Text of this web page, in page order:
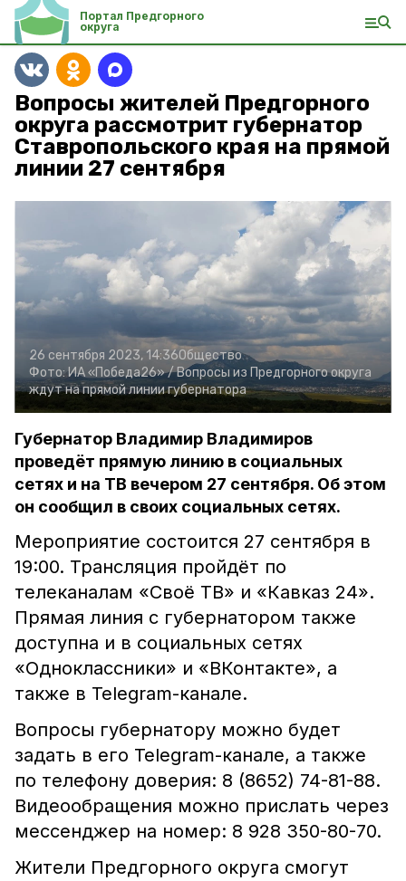
Портал Предгорного
округа
Вопросы жителей Предгорного
округа рассмотрит губернатор
Ставропольского края на прямой
линии 27 сентября
26 сентября 2023, 14:36Общество
Фото:ИА «Победа26» /Вопросы из Предгорного округа
ждут на прямой линии губернатора
Губернатор Владимир Владимиров
проведёт прямую линию в социальных
сетях и на ТВ вечером 27 сентября. Об этом
он сообщил в своих социальных сетях.
Мероприятие состоится 27 сентября в
19:00. Трансляция пройдёт по
телеканалам «Своё ТВ» и «Кавказ 24».
Прямая линия с губернатором также
доступна и в социальных сетях
«Одноклассники» и «ВКонтакте», а
также в Telegram-канале.
Вопросы губернатору можно будет
задать в его Telegram-канале, а также
по телефону доверия: 8 (8652) 74-81-88.
Видеообращения можно прислать через
мессенджер на номер: 8 928 350-80-70.
Жители Предгорного округа смогут